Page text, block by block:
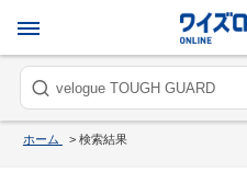
ホーム > 検索結果